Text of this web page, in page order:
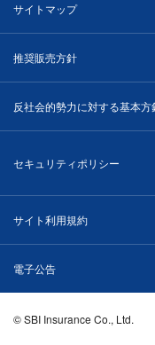
サイトマップ
推奨販売方針
反社会的勢力に対する基本方
セキュリティポリシー
サイト利用規約
電子公告
© SBI Insurance Co., Ltd.